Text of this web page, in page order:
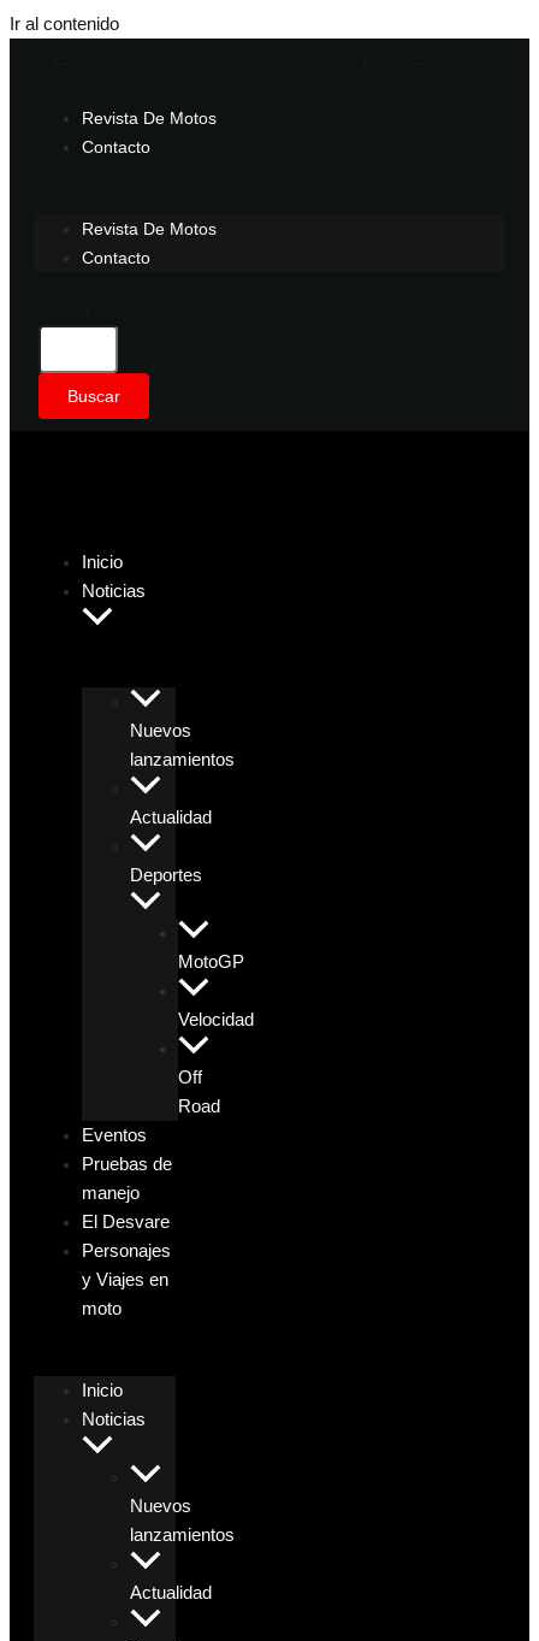
Ir al contenido
Revista De Motos
Contacto
Revista De Motos
Contacto
Buscar
Inicio
Noticias
Nuevos
lanzamientos
Actualidad
Deportes
MotoGP
Velocidad
Off
Road
Eventos
Pruebas de
manejo
El Desvare
Personajes
y Viajes en
moto
Inicio
Noticias
Nuevos
lanzamientos
Actualidad